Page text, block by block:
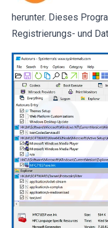
herunter. Dieses
Registrierungs- und